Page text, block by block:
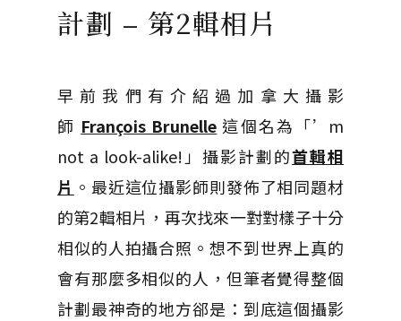
計劃 – 第2輯相片
早前我們有介紹過加拿大攝影
師 François Brunelle 這個名為「’m
not a look-alike!」攝影計劃的首輯相
片 。最近這位攝影師則發佈了相同題材
的第2輯相片，再次找來一對對樣子十分
相似的人拍攝合照。想不到世界上真的
會有那麼多相似的人，但筆者覺得整個
計劃最神奇的地方郤是：到底這個攝影